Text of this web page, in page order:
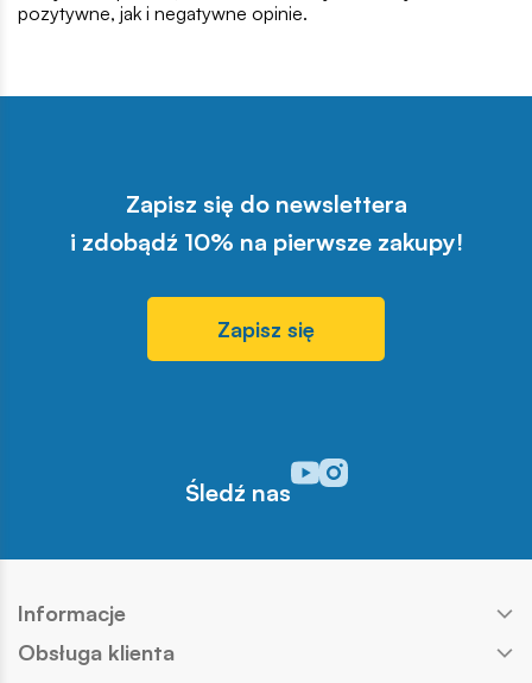
pozytywne, jak i negatywne opinie.
Zapisz się do newslettera
i zdobądź 10% na pierwsze zakupy!
Zapisz się
Śledź nas
Odwiedź nasz profil w
Odwiedź nasz profil w
Informacje
Obsługa klienta